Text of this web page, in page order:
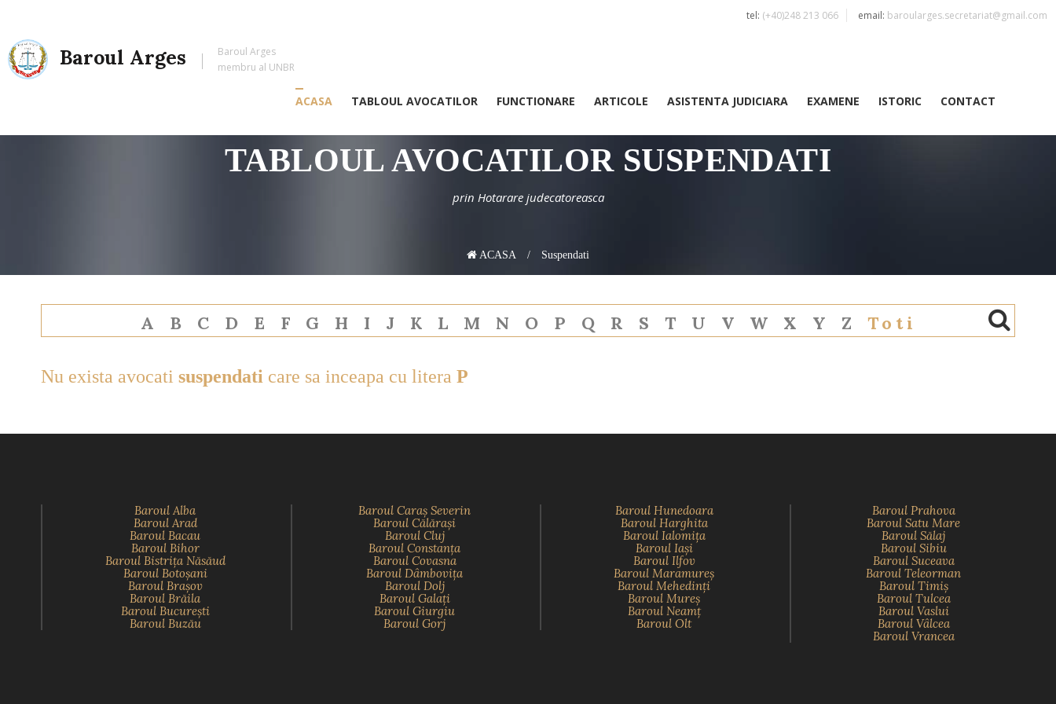
Baroul Arges
Baroul Arges
membru al UNBR
tel: (+40)248 213 066 email: baroularges.secretariat@gmail.com
ACASA TABLOUL AVOCATILOR FUNCTIONARE ARTICOLE ASISTENTA JUDICIARA EXAMENE ISTORIC CONTACT
TABLOUL AVOCATILOR SUSPENDATI
prin Hotarare judecatoreasca
ACASA Suspendati
A B C D E F G H I J K L M N O P Q R S T U V W X Y Z Toti
Nu exista avocati suspendati care sa inceapa cu litera P
Baroul Alba
Baroul Arad
Baroul Bacau
Baroul Bihor
Baroul Bistriţa Năsăud
Baroul Botoşani
Baroul Braşov
Baroul Brăila
Baroul Bucureşti
Baroul Buzău
Baroul Caraş Severin
Baroul Călăraşi
Baroul Cluj
Baroul Constanţa
Baroul Covasna
Baroul Dâmboviţa
Baroul Dolj
Baroul Galaţi
Baroul Giurgiu
Baroul Gorj
Baroul Hunedoara
Baroul Harghita
Baroul Ialomiţa
Baroul Iaşi
Baroul Ilfov
Baroul Maramureş
Baroul Mehedinţi
Baroul Mureş
Baroul Neamţ
Baroul Olt
Baroul Prahova
Baroul Satu Mare
Baroul Sălaj
Baroul Sibiu
Baroul Suceava
Baroul Teleorman
Baroul Timiş
Baroul Tulcea
Baroul Vaslui
Baroul Vâlcea
Baroul Vrancea